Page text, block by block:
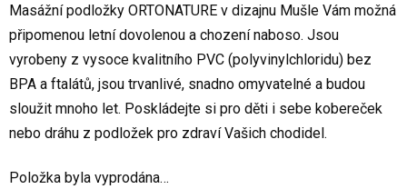
je
0,0
z
5
hvězdiček.
Masážní podložky ORTONATURE v dizajnu Mušle Vám možná
připomenou letní dovolenou a chození naboso. Jsou
vyrobeny z vysoce kvalitního PVC (polyvinylchloridu) bez
BPA a ftalátů, jsou trvanlivé, snadno omyvatelné a budou
sloužit mnoho let. Poskládejte si pro děti i sebe kobereček
nebo dráhu z podložek pro zdraví Vašich chodidel.
Položka byla vyprodána…